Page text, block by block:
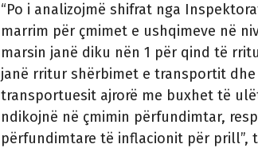
“Po i analizojmë shifrat nga
marrim për çmimet e ushqimeve në
marsin janë diku nën 1 për qind të
janë rritur shërbimet e transportit
transportuesit ajrorë me buxhet të
ndikojnë në çmimin përfundimtar,
përfundimtare të inflacionit për prill”,